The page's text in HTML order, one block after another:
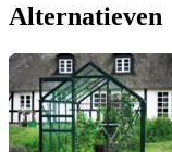
Alternatieven